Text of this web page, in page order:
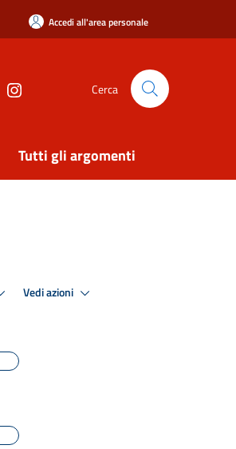
Accedi all'area personale
Cerca
Tutti gli argomenti
Vedi azioni